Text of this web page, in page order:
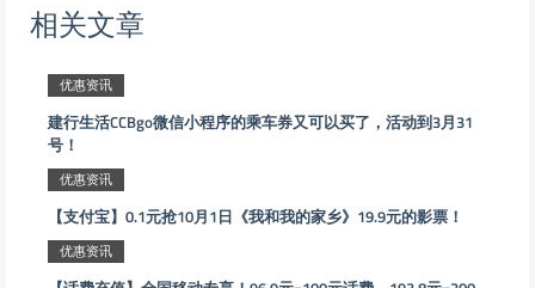
相关文章
优惠资讯
建行生活CCBgo微信小程序的乘车券又可以买了，活动到3月31
号！
优惠资讯
【支付宝】0.1元抢10月1日《我和我的家乡》19.9元的影票！
优惠资讯